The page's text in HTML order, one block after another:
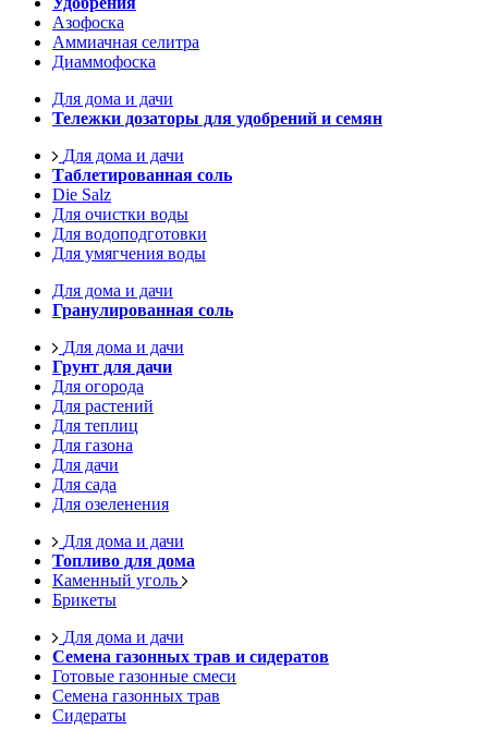
Азофоска
Аммиачная селитра
Диаммофоска
Для дома и дачи
Тележки дозаторы для удобрений и семян
Для дома и дачи
Таблетированная соль
Die Salz
Для очистки воды
Для водоподготовки
Для умягчения воды
Для дома и дачи
Гранулированная соль
Для дома и дачи
Грунт для дачи
Для огорода
Для растений
Для теплиц
Для газона
Для дачи
Для сада
Для озеленения
Для дома и дачи
Топливо для дома
Каменный уголь
Брикеты
Для дома и дачи
Семена газонных трав и сидератов
Готовые газонные смеси
Семена газонных трав
Сидераты